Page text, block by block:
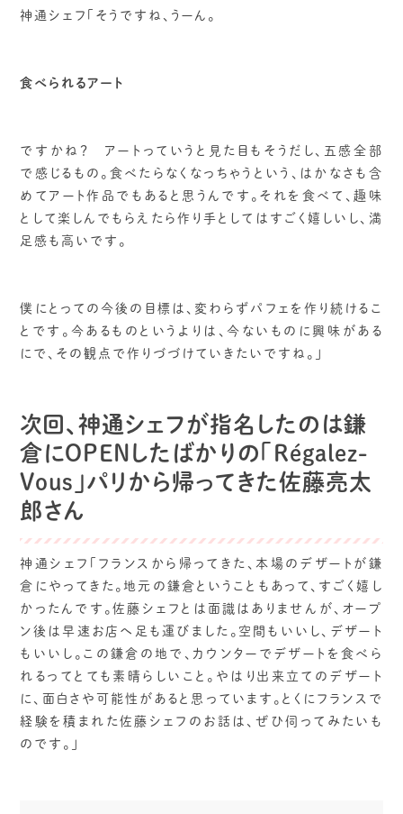
神通シェフ「そうですね、うーん。
食べられるアート
ですかね？ アートっていうと見た目もそうだし、五感全部
で感じるもの。食べたらなくなっちゃうという、はかなさも含
めてアート作品でもあると思うんです。それを食べて、趣味
として楽しんでもらえたら作り手としてはすごく嬉しいし、満
足感も高いです。
僕にとっての今後の目標は、変わらずパフェを作り続けるこ
とです。今あるものというよりは、今ないものに興味がある
にで、その観点で作りづづけていきたいですね。」
次回、神通シェフが指名したのは鎌
倉にOPENしたばかりの「Régalez-
Vous」パリから帰ってきた佐藤亮太
郎さん
神通シェフ「フランスから帰ってきた、本場のデザートが鎌
倉にやってきた。地元の鎌倉ということもあって、すごく嬉し
かったんです。佐藤シェフとは面識はありませんが、オープ
ン後は早速お店へ足も運びました。空間もいいし、デザート
もいいし。この鎌倉の地で、カウンターでデザートを食べら
れるってとても素晴らしいこと。やはり出来立てのデザート
に、面白さや可能性があると思っています。とくにフランスで
経験を積まれた佐藤シェフのお話は、ぜひ伺ってみたいも
のです。」